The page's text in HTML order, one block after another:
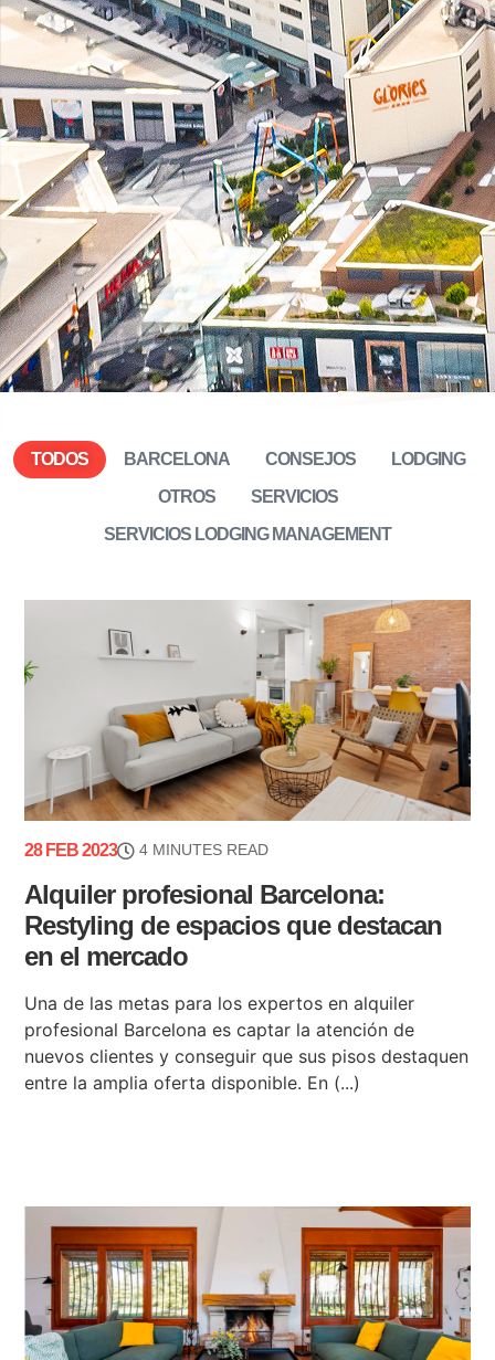
BARCELONA CONSEJOS
LODGING
OTROS
SERVICIOS
SERVICIOS LODGING MANAGEMENT
TODOS
28 FEB 2023 4 MINUTES READ
Alquiler profesional Barcelona:
Restyling de espacios que destacan
en el mercado
Una de las metas para los expertos en alquiler
profesional Barcelona es captar la atención de
nuevos clientes y conseguir que sus pisos destaquen
entre la amplia oferta disponible. En (...)